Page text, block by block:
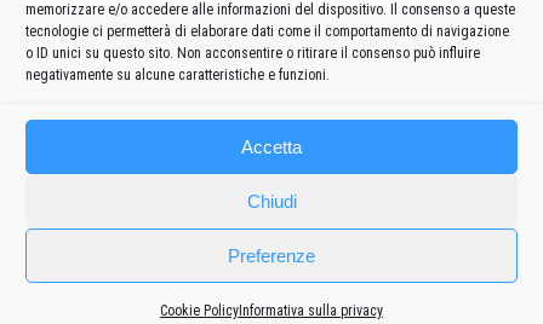
memorizzare e/o accedere alle informazioni del dispositivo. Il consenso a queste
tecnologie ci permetterà di elaborare dati come il comportamento di navigazione
o ID unici su questo sito. Non acconsentire o ritirare il consenso può influire
negativamente su alcune caratteristiche e funzioni.
Accetta
Chiudi
Preferenze
Cookie Policy Informativa sulla privacy
Formazione e calendario 1974 delle manifestazioni delle
Frecce Tricolori
Frecce